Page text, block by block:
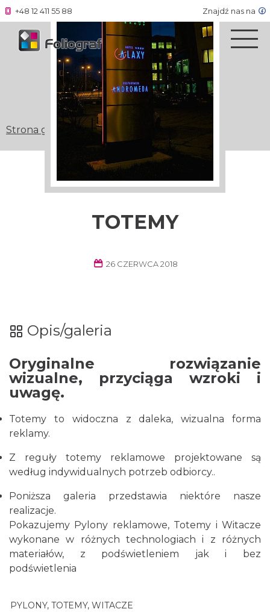
+48 12 411 55 88 Znajdź nas na
Strona główna »Totemy
TOTEMY
26 CZERWCA 2018
Opis/galeria
Oryginalne rozwiązanie
wizualne, przyciąga wzroki i
uwagę.
Totemy to widoczna z daleka, wizualna forma
reklamy.
Z reguły totemy reklamowe projektowane są
według indywidualnych potrzeb odbiorcy..
Poniższa galeria przedstawia niektóre nasze
realizacje.
Pokazujemy Pylony reklamowe, Totemy i Witacze
wykonane w różnych technologiach i z różnych
materiałów, z podświetleniem jak i bez
podświetlenia
PYLONY, TOTEMY, WITACZE